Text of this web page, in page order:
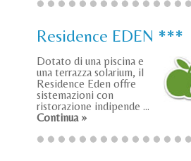
Residence EDEN ***
Dotato di una piscina e
una terrazza solarium, il
Residence Eden offre
sistemazioni con
ristorazione indipende ...
Continua »